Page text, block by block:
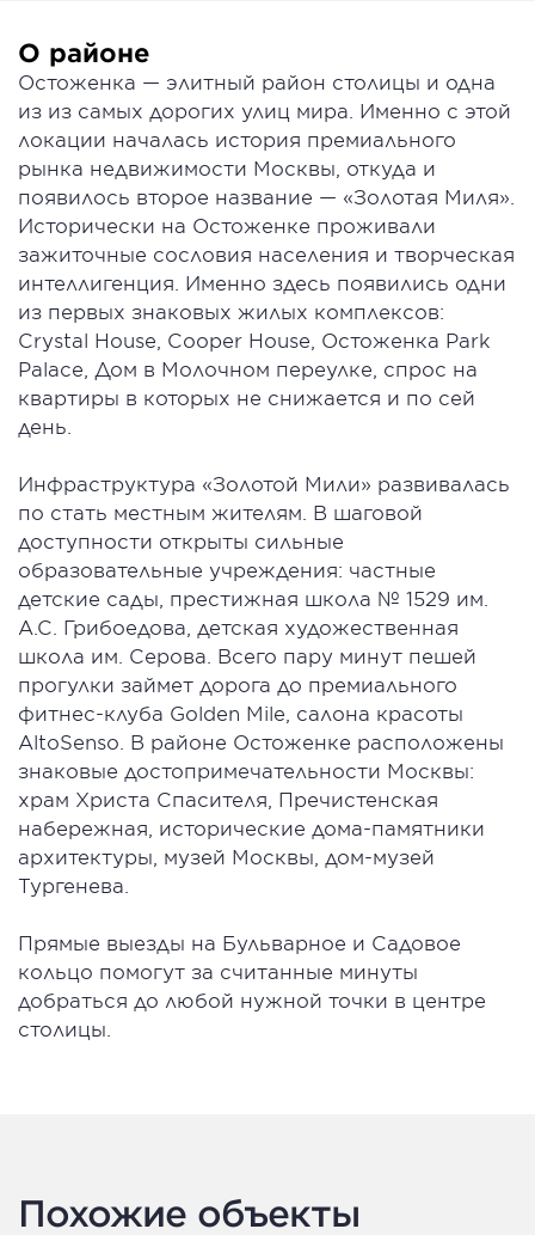
О районе
Остоженка — элитный район столицы и одна
из из самых дорогих улиц мира. Именно с этой
локации началась история премиального
рынка недвижимости Москвы, откуда и
появилось второе название — «Золотая Миля».
Исторически на Остоженке проживали
зажиточные сословия населения и творческая
интеллигенция. Именно здесь появились одни
из первых знаковых жилых комплексов:
Crystal House, Cooper House, Остоженка Park
Palace, Дом в Молочном переулке, спрос на
квартиры в которых не снижается и по сей
день.
Инфраструктура «Золотой Мили» развивалась
по стать местным жителям. В шаговой
доступности открыты сильные
образовательные учреждения: частные
детские сады, престижная школа № 1529 им.
А.С. Грибоедова, детская художественная
школа им. Серова. Всего пару минут пешей
прогулки займет дорога до премиального
фитнес-клуба Golden Mile, салона красоты
AltoSenso. В районе Остоженке расположены
знаковые достопримечательности Москвы:
храм Христа Спасителя, Пречистенская
набережная, исторические дома-памятники
архитектуры, музей Москвы, дом-музей
Тургенева.
Прямые выезды на Бульварное и Садовое
кольцо помогут за считанные минуты
добраться до любой нужной точки в центре
столицы.
Похожие объекты